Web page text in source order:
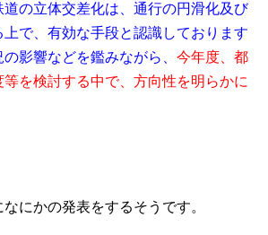
の立体交差化は、通行の円滑化及び
で、有効な手段と認識しております
影響などを鑑みながら、 今年度、都
を検討する中で、方向性を明らかに
にかの発表をするそうです。